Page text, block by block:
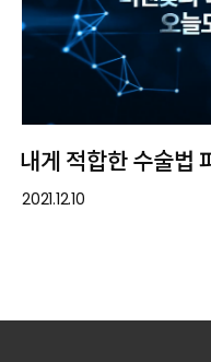
내게 적합한 수술법
2021.12.10